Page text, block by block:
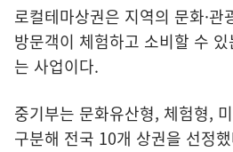
로컬테마상권은 지역의 문화·관
방문객이 체험하고 소비할 수
는 사업이다.
중기부는 문화유산형, 체험형,
구분해 전국 10개 상권을 선정